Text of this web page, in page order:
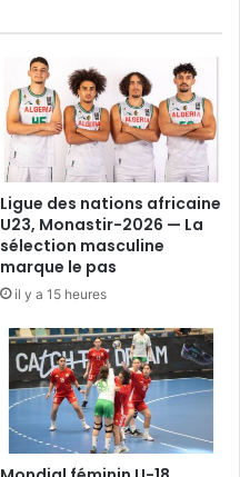
Ligue des nations africaine
U23, Monastir-2026 — La
sélection masculine
marque le pas
il y a 15 heures